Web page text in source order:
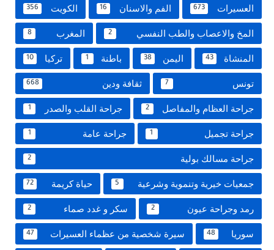
العسيرات 673 الفم والاسنان 16 الكويت 356
المخ والاعصاب والطب النفسي 2 المغرب 8
المنشاة 43 اليمن 38 باطنة 1 تركيا 10
تونس 7 ثقافة ودين 668
جراحة العظام والمفاصل 2 جراحة القلب والصدر 1
جراحة تجميل 1 جراحة عامة 1
جراحة مسالك بولية 2
جمعيات خيرية وتنموية وشرعية 5 حياة كريمة 72
رمد وجراحة عيون 2 سكر و غدد صماء 2
سوريا 48 سيرة شخصية من عظماء العسيرات 47